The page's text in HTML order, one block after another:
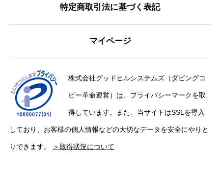
特定商取引法に基づく表記
マイページ
株式会社グッドヒルシステムズ（ダビングコ
ピー革命運営）は、プライバシーマークを取
得しています。また、当サイトはSSLを導入
しており、お客様の個人情報などの大切なデータを安全にやりと
りできます。 ＞取得状況について